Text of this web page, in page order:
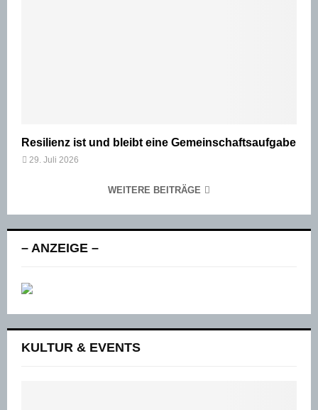
Resilienz ist und bleibt eine Gemeinschaftsaufgabe
29. Juli 2026
WEITERE BEITRÄGE
– ANZEIGE –
KULTUR & EVENTS